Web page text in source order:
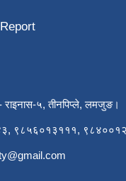
राइनास-५, तीनपिप्ले, लमजुङ।
९८५६०१३१११,